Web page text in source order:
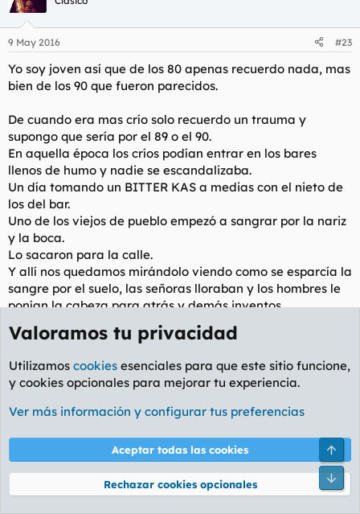
9 May 2016 #23
Yo soy joven así que de los 80 apenas recuerdo nada, mas
bien de los 90 que fueron parecidos.
De cuando era mas crío solo recuerdo un trauma y
supongo que sería por el 89 o el 90.
En aquella época los críos podían entrar en los bares
llenos de humo y nadie se escandalizaba.
Un día tomando un BITTER KAS a medias con el nieto de
los del bar.
Uno de los viejos de pueblo empezó a sangrar por la nariz
y la boca.
Lo sacaron para la calle.
Y allí nos quedamos mirándolo viendo como se esparcía la
sangre por el suelo, las señoras lloraban y los hombres le
ponían la cabeza para atrás y demás inventos.
Fucked de la vida
Muerto por dentro
#24
Yo en el año 87 no sabía lo que era la soledad, no como la
conozco hoy. Creo que fue el año que hice la comunión, mi
Valoramos tu privacidad
Utilizamos cookies esenciales para que este sitio funcione,
y cookies opcionales para mejorar tu experiencia.
Ver más información y configurar tus preferencias
Aceptar todas las cookies
Rechazar cookies opcionales
Pie